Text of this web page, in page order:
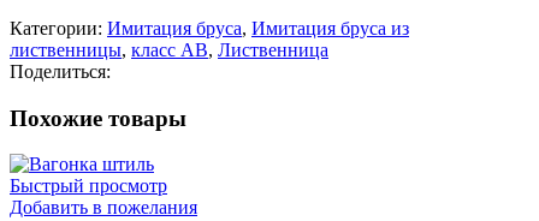
Категории: Имитация бруса, Имитация бруса из
лиственницы, класс AB, Лиственница
Поделиться:
Похожие товары
Быстрый просмотр
Добавить в пожелания